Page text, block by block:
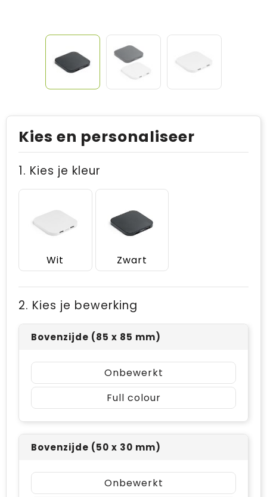
Kies en personaliseer
1. Kies je kleur
Wit Zwart
2. Kies je bewerking
Bovenzijde (85 x 85 mm)
Onbewerkt
Full colour
Bovenzijde (50 x 30 mm)
Onbewerkt